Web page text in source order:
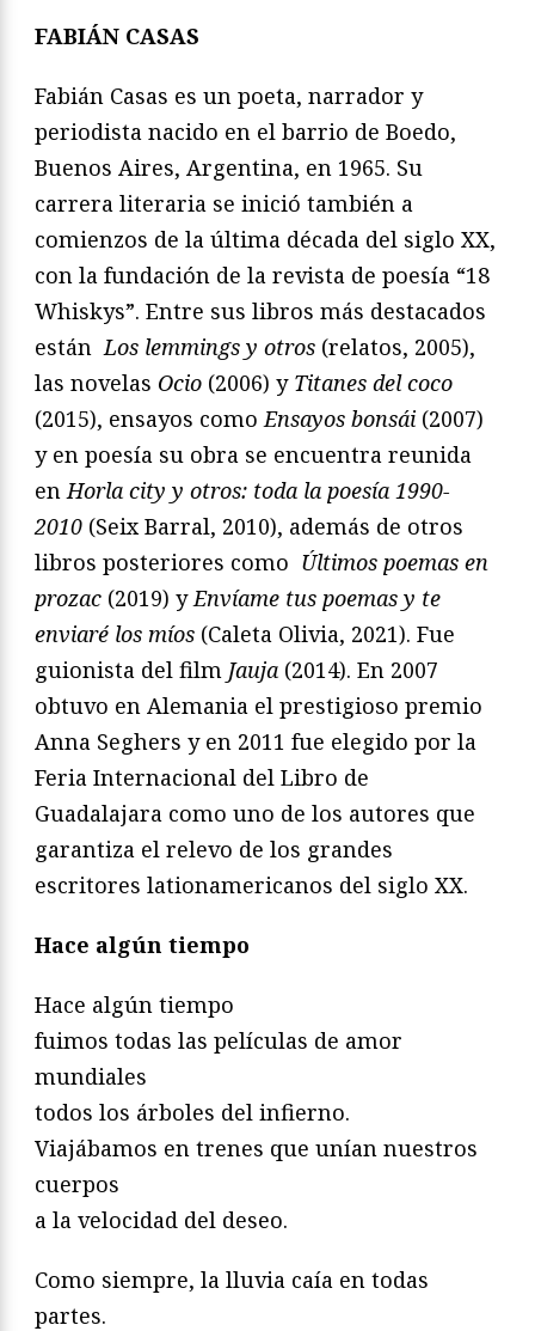
FABIÁN CASAS
Fabián Casas es un poeta, narrador y
periodista nacido en el barrio de Boedo,
Buenos Aires, Argentina, en 1965. Su
carrera literaria se inició también a
comienzos de la última década del siglo XX,
con la fundación de la revista de poesía “18
Whiskys”. Entre sus libros más destacados
están Los lemmings y otros (relatos, 2005),
las novelas Ocio (2006) y Titanes del coco
(2015), ensayos como Ensayos bonsái (2007)
y en poesía su obra se encuentra reunida
en Horla city y otros: toda la poesía 1990-
2010 (Seix Barral, 2010), además de otros
libros posteriores como Últimos poemas en
prozac (2019) y Envíame tus poemas y te
enviaré los míos (Caleta Olivia, 2021). Fue
guionista del film Jauja (2014). En 2007
obtuvo en Alemania el prestigioso premio
Anna Seghers y en 2011 fue elegido por la
Feria Internacional del Libro de
Guadalajara como uno de los autores que
garantiza el relevo de los grandes
escritores lationamericanos del siglo XX.
Hace algún tiempo
Hace algún tiempo
fuimos todas las películas de amor
mundiales
todos los árboles del infierno.
Viajábamos en trenes que unían nuestros
cuerpos
a la velocidad del deseo.
Como siempre, la lluvia caía en todas
partes.